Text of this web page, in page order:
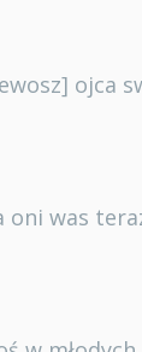
ojca
oni was